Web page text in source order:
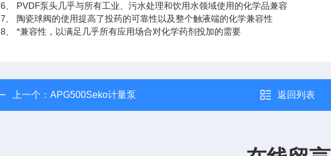
6、 PVDF泵头几乎与所有工业、污水处理和饮用水领域使用的化学品兼容
7、 陶瓷球阀的使用提高了投药的可靠性以及整个触液端的化学兼容性
8、 *兼容性，以满足几乎所有应用场合对化学药剂投加的需要
上一个： APG500Seko计量泵 返回列表